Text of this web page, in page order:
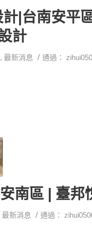
|台南安平
計
, 最新消息 / 通過：
南區 | 臺邦
最新消息 / 通過：